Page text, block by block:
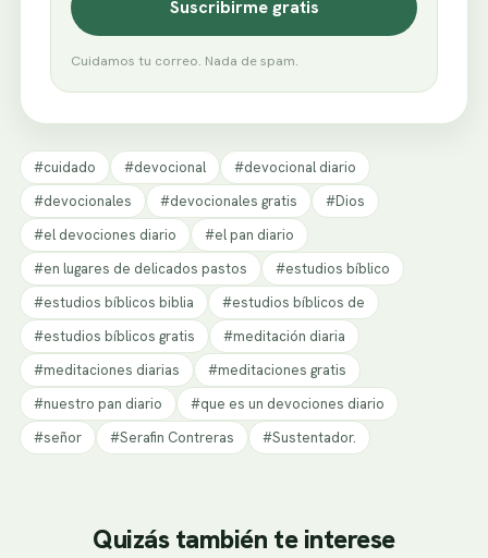
Suscribirme gratis
Cuidamos tu correo. Nada de spam.
#cuidado #devocional
#devocional diario
#devocionales
#devocionales gratis
#Dios
#el devociones diario
#el pan diario
#en lugares de delicados pastos
#estudios bíblico
#estudios bíblicos biblia
#estudios bíblicos de
#estudios bíblicos gratis
#meditación diaria
#meditaciones diarias
#meditaciones gratis
#nuestro pan diario
#que es un devociones diario
#señor
#Serafin Contreras #Sustentador.
Quizás también te interese